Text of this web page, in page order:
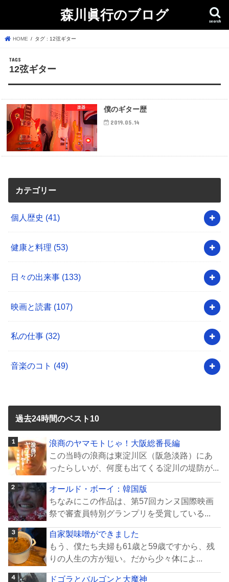
森川眞行のブログ search
HOME タグ : 12弦ギター
12弦ギター
楽器 僕のギター歴
2019.05.14
カテゴリー
個人歴史 (41)
健康と料理 (53)
日々の出来事 (133)
映画と読書 (107)
私の仕事 (32)
音楽のコト (49)
過去24時間のベスト10
浪商のヤマモトじゃ！大阪総番長編
この当時の浪商は東淀川区（阪急淡路）にあ
ったらしいが、何度も出てくる淀川の堤防が...
オールド・ボーイ：韓国版
ちなみにこの作品は、第57回カンヌ国際映画
祭で審査員特別グランプリを受賞している...
自家製味噌ができました
もう、僕たち夫婦も61歳と59歳ですから、残
りの人生の方が短い。だから少々体によ...
ドゴラとバルゴンと大魔神